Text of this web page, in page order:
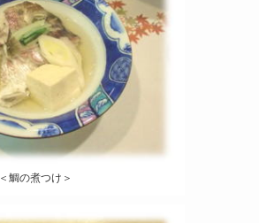
＜鯛の煮つけ＞